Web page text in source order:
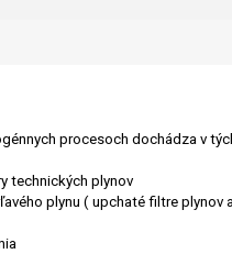
procesoch dochádza v
technických plynov
plynu ( upchaté filtre plynov